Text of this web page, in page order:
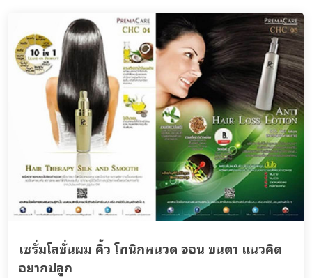
เซรั่มโลชั่นผม คิ้ว โทนิกหนวด จอน ขนตา แนวคิด
อยากปลูก